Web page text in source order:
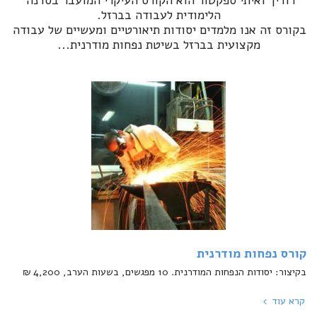
מקצועית בברזל בשיטת נפחות מודרנית...
קורס נפחות מודרנית
בקיצור: יסודות הנפחות המודרנית. 10 מפגשים, בשעות הערב, 4,200 ₪
קרא עוד